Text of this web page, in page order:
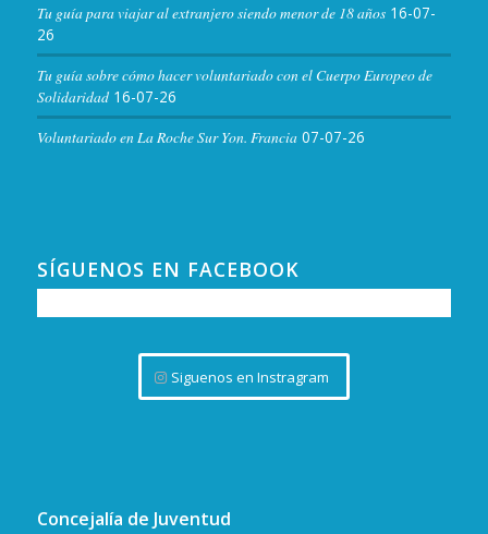
Tu guía para viajar al extranjero siendo menor de 18 años 16-07-
26
Tu guía sobre cómo hacer voluntariado con el Cuerpo Europeo de
Solidaridad 16-07-26
Voluntariado en La Roche Sur Yon. Francia 07-07-26
SÍGUENOS EN FACEBOOK
Siguenos en Instragram
Concejalía de Juventud